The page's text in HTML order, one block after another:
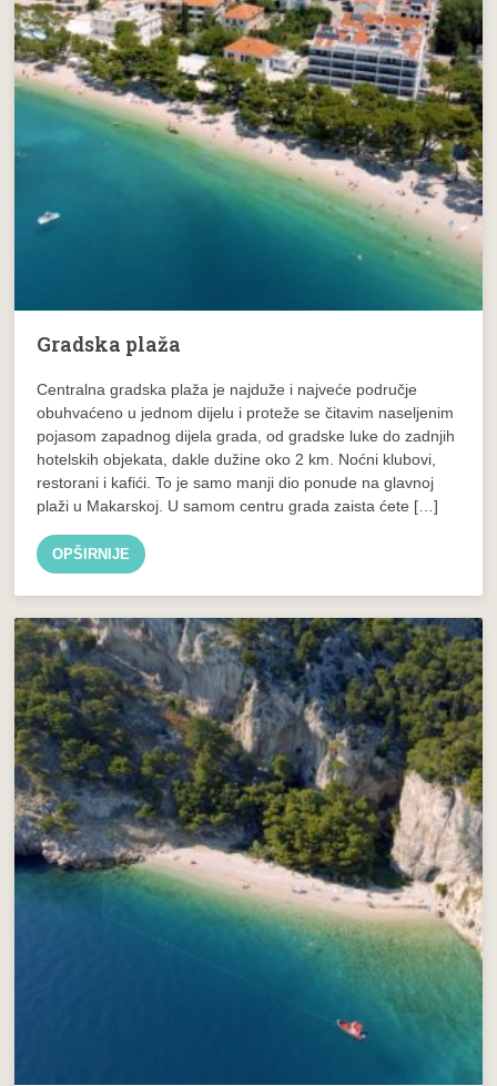
Gradska plaža
Centralna gradska plaža je najduže i najveće područje
obuhvaćeno u jednom dijelu i proteže se čitavim naseljenim
pojasom zapadnog dijela grada, od gradske luke do zadnjih
hotelskih objekata, dakle dužine oko 2 km. Noćni klubovi,
restorani i kafići. To je samo manji dio ponude na glavnoj
plaži u Makarskoj. U samom centru grada zaista ćete […]
OPŠIRNIJE